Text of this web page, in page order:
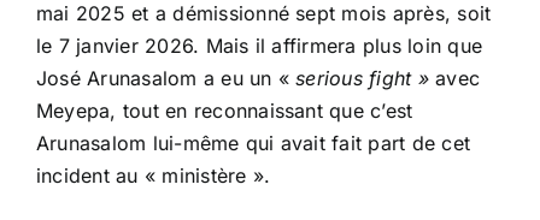
mai 2025 et a démissionné sept mois après, soit
le 7 janvier 2026. Mais il affirmera plus loin que
José Arunasalom a eu un «serious fight »avec
Meyepa, tout en reconnaissant que c’est
Arunasalom lui-même qui avait fait part de cet
incident au « ministère ».